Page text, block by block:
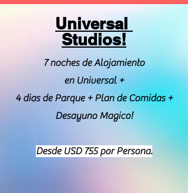
Universal
Studios!
7 noches de Alojamiento
en Universal +
4 dias de Parque + Plan de Comidas +
Desayuno Magico!
Desde USD 755 por Persona.